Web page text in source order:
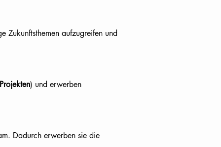
Zukunftsthemen aufzugreifen und
Projekten) und erwerben
Dadurch erwerben sie die